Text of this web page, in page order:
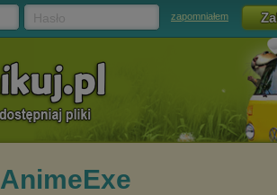
zapomniałem
AnimeExe